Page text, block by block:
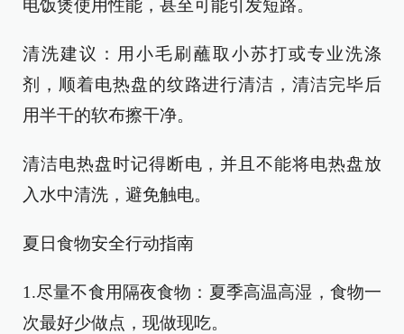
电饭煲使用性能，甚至可能引发短路。
清洗建议：用小毛刷蘸取小苏打或专业洗涤
剂，顺着电热盘的纹路进行清洁，清洁完毕后
用半干的软布擦干净。
清洁电热盘时记得断电，并且不能将电热盘放
入水中清洗，避免触电。
夏日食物安全行动指南
1.尽量不食用隔夜食物：夏季高温高湿，食物一
次最好少做点，现做现吃。